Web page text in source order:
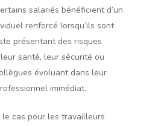
salariés bénéficient d’un
renforcé lorsqu’ils sont
présentant des risques
santé, leur sécurité ou
évoluant dans leur
immédiat.
le cas pour les travailleurs